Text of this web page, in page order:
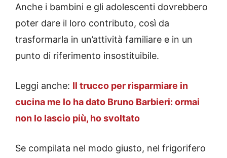
Anche i bambini e gli adolescenti dovrebbero
poter dare il loro contributo, così da
trasformarla in un’attività familiare e in un
punto di riferimento insostituibile.
Leggi anche: Il trucco per risparmiare in
cucina me lo ha dato Bruno Barbieri: ormai
non lo lascio più, ho svoltato
Se compilata nel modo giusto, nel frigorifero